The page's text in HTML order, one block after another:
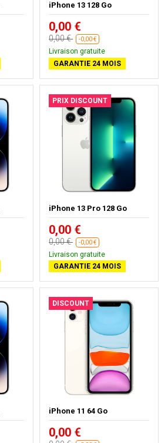
iPhone 13 128 Go
0,00 €
0,00 € -0,00 €
Livraison gratuite
GARANTIE 24 MOIS
PRIX DISCOUNT
iPhone 13 Pro 128 Go
0,00 €
0,00 € -0,00 €
Livraison gratuite
GARANTIE 24 MOIS
DISCOUNT
iPhone 11 64 Go
0,00 €